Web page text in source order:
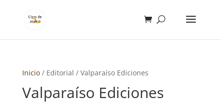
Inicio/ Editorial / Valparaíso Ediciones
Valparaíso Ediciones